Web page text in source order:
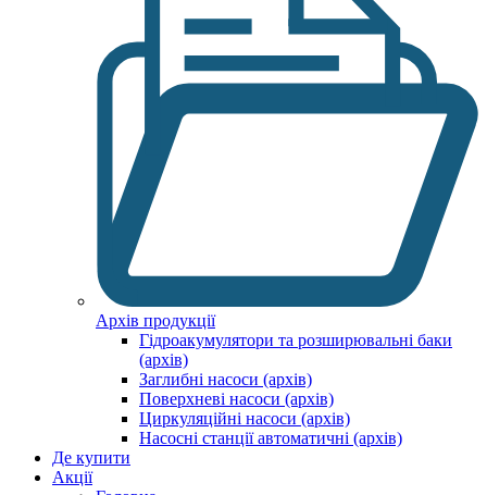
Архів продукції
Гідроакумулятори та розширювальні баки
(архів)
Заглибні насоси (архів)
Поверхневі насоси (архів)
Циркуляційні насоси (архів)
Насосні станції автоматичні (архів)
Де купити
Акції